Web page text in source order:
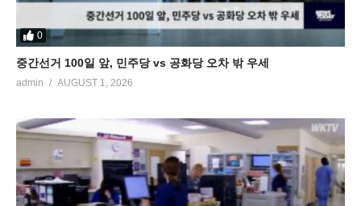
0
중간선거 100일 앞, 민주당 vs 공화당 오차 밖 우세
admin AUGUST 1, 2026